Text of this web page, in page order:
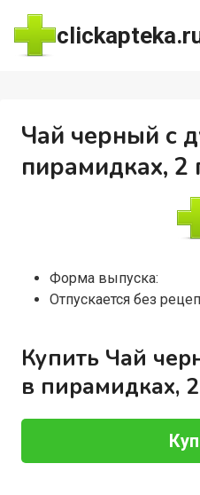
Перейти
содержимому
Чай черный с
пирамидках, 2
Форма выпуска:
Отпускается без
Купить Чай
в пирамидках,